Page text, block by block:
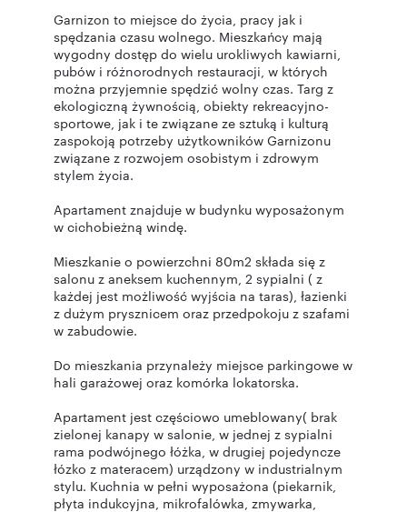
Garnizon to miejsce do życia, pracy jak i
spędzania czasu wolnego. Mieszkańcy mają
wygodny dostęp do wielu urokliwych kawiarni,
pubów i różnorodnych restauracji, w których
można przyjemnie spędzić wolny czas. Targ z
ekologiczną żywnością, obiekty rekreacyjno-
sportowe, jak i te związane ze sztuką i kulturą
zaspokoją potrzeby użytkowników Garnizonu
związane z rozwojem osobistym i zdrowym
stylem życia.
Apartament znajduje w budynku wyposażonym
w cichobieżną windę.
Mieszkanie o powierzchni 80m2 składa się z
salonu z aneksem kuchennym, 2 sypialni ( z
każdej jest możliwość wyjścia na taras), łazienki
z dużym prysznicem oraz przedpokoju z szafami
w zabudowie.
Do mieszkania przynależy miejsce parkingowe w
hali garażowej oraz komórka lokatorska.
Apartament jest częściowo umeblowany( brak
zielonej kanapy w salonie, w jednej z sypialni
rama podwójnego łóżka, w drugiej pojedyncze
łózko z materacem) urządzony w industrialnym
stylu. Kuchnia w pełni wyposażona (piekarnik,
płyta indukcyjna, mikrofalówka, zmywarka,